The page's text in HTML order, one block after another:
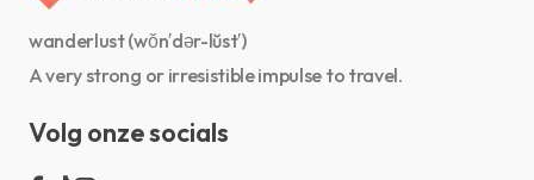
wanderlust (wŏn′dər-lŭst′)
A very strong or irresistible impulse to travel.
Volg onze socials